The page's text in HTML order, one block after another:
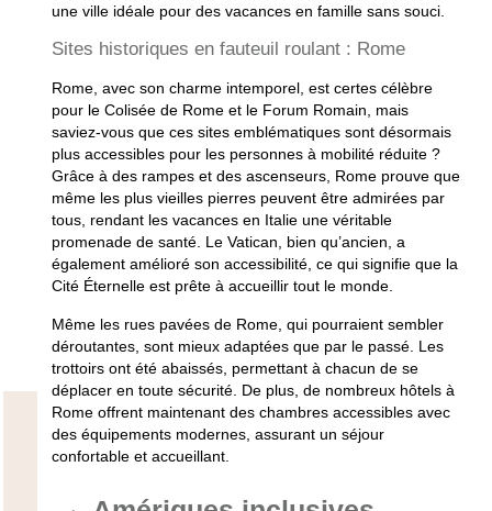
une ville idéale pour des vacances en famillesans souci.
Sites historiques en fauteuil roulant : Rome
Rome, avec son charme intemporel, est certes célèbre
pour le Colisée de Romeet le Forum Romain, mais
saviez-vous que ces sites emblématiques sont désormais
plus accessibles pour les personnes à mobilité réduite ?
Grâce à des rampes et des ascenseurs, Rome prouve que
même les plus vieilles pierres peuvent être admirées par
tous, rendant les vacances en Italie une véritable
promenade de santé. Le Vatican, bien qu’ancien, a
également amélioré son accessibilité, ce qui signifie que la
Cité Éternelle est prête à accueillir tout le monde.
Même les rues pavées de Rome, qui pourraient sembler
déroutantes, sont mieux adaptées que par le passé. Les
trottoirs ont été abaissés, permettant à chacun de se
déplacer en toute sécurité. De plus, de nombreux hôtels à
Rome offrent maintenant des chambres accessibles avec
des équipements modernes, assurant un séjour
confortable et accueillant.